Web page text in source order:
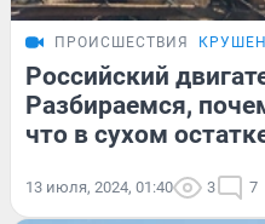
ПРОИСШЕСТВИЯ
Российский
Разбираемся,
что в сухом
13 июля, 2024, 01:40 3 7